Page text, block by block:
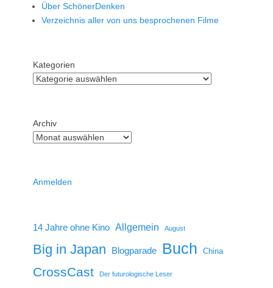
Über SchönerDenken
Verzeichnis aller von uns besprochenen Filme
Kategorien
Archiv
Anmelden
14 Jahre ohne Kino Allgemein August
Big in Japan Blogparade Buch China
CrossCast Der futurologische Leser